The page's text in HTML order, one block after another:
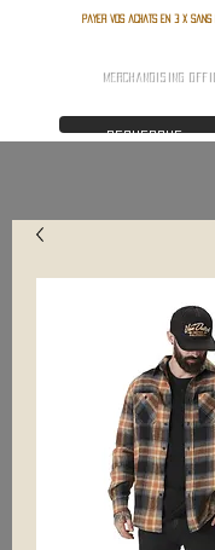
Payer vos achats en 3 x
MERCHANDISING